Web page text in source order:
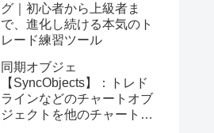
グ｜初心者から上級者ま
で、進化し続ける本気のト
レード練習ツール
同期オブジェ
【SyncObjects】：トレド
ラインなどのチャートオブ
ジェクトを他のチャートに